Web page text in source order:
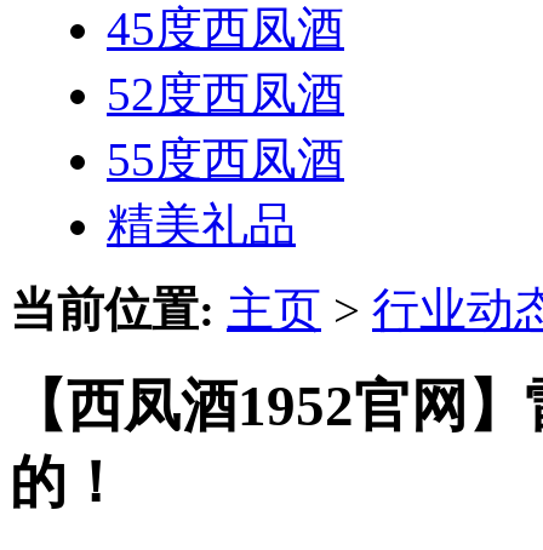
45度西凤酒
52度西凤酒
55度西凤酒
精美礼品
当前位置: 主页 > 行业动
【西凤酒1952官网
的！